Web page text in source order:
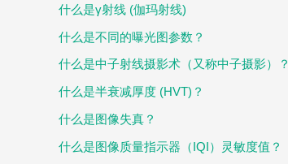
什么是γ射线 (伽玛射线)
什么是不同的曝光图参数？
什么是中子射线摄影术（又称中子摄影）？
什么是半衰减厚度 (HVT)？
什么是图像失真？
什么是图像质量指示器（IQI）灵敏度值？